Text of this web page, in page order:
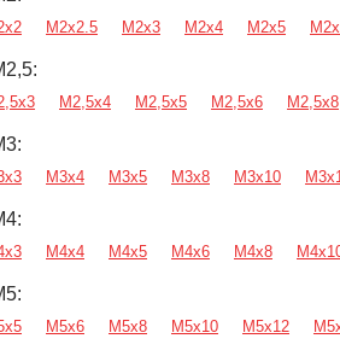
М2х2.5 М2х3 М2х4 М2х5
М2,5х4 М2,5х5 М2,5х6 М2,5х8
М3х4 М3х5 М3х8 М3х10
М4х4 М4х5 М4х6 М4х8
М5х6 М5х8 М5х10 М5х12